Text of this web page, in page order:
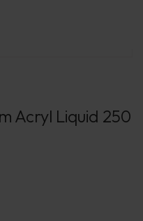
Acryl Liquid 250